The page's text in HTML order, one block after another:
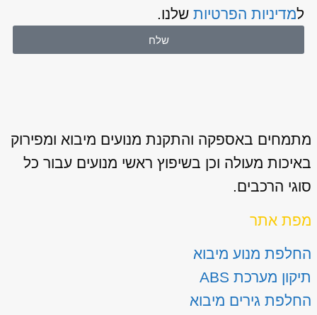
למדיניות הפרטיותשלנו.
שלח
מתמחים באספקה והתקנת מנועים מיבוא ומפירוק
באיכות מעולה וכן בשיפוץ ראשי מנועים עבור כל
סוגי הרכבים.
מפת אתר
החלפת מנוע מיבוא
תיקון מערכת ABS
החלפת גירים מיבוא